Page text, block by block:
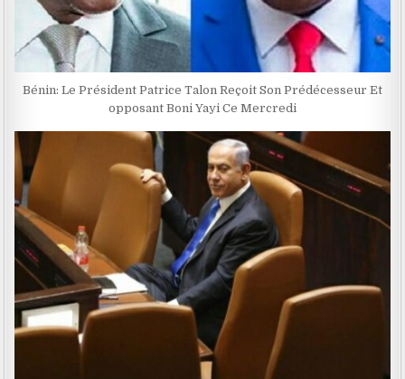
Bénin: Le Président Patrice Talon Reçoit Son Prédécesseur Et
opposant Boni Yayi Ce Mercredi